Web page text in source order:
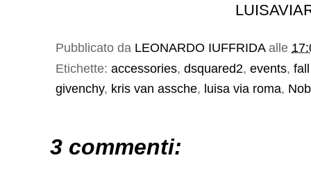
Pubblicato da LEONARDO IUFFRIDA alle
Etichette: accessories, dsquared2, events,
givenchy, kris van assche, luisa via roma,
3 commenti: